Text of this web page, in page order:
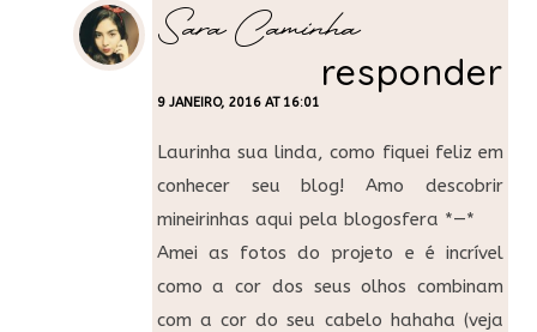
Sara Caminha
9 JANEIRO, 2016 AT 16:01
responder
Laurinha sua linda, como fiquei feliz em
conhecer seu blog! Amo descobrir
mineirinhas aqui pela blogosfera *—*
Amei as fotos do projeto e é incrível
como a cor dos seus olhos combinam
com a cor do seu cabelo hahaha (veja